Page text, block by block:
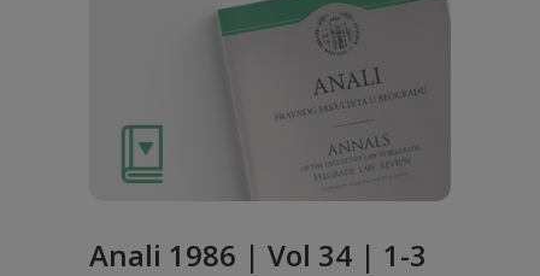
Anali 1986 | Vol 34 | 1-3